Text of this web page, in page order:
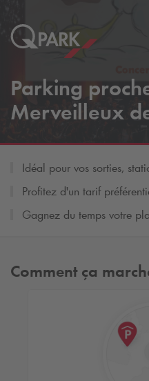
Parking
Merveilleux
Idéal pour vos sorties,
Profitez d'un tarif
Gagnez du temps votre
Comment ça